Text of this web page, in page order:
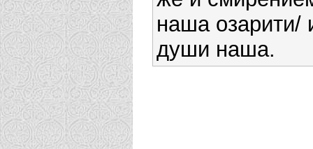
наша озарити/
души наша.